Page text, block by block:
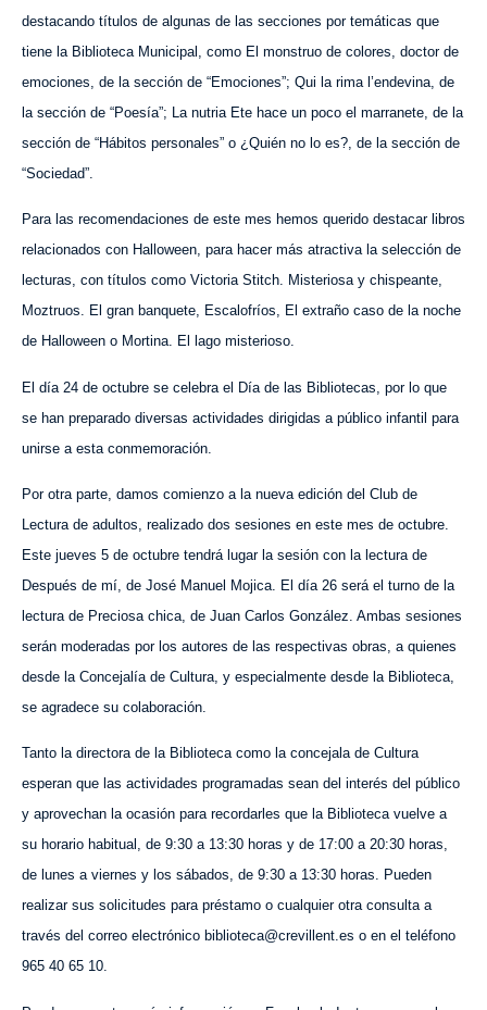
destacando títulos de algunas de las secciones por temáticas que
tiene la Biblioteca Municipal, como El monstruo de colores, doctor de
emociones, de la sección de “Emociones”; Qui la rima l’endevina, de
la sección de “Poesía”; La nutria Ete hace un poco el marranete, de la
sección de “Hábitos personales” o ¿Quién no lo es?, de la sección de
“Sociedad”.
Para las recomendaciones de este mes hemos querido destacar libros
relacionados con Halloween, para hacer más atractiva la selección de
lecturas, con títulos como Victoria Stitch. Misteriosa y chispeante,
Moztruos. El gran banquete, Escalofríos, El extraño caso de la noche
de Halloween o Mortina. El lago misterioso.
El día 24 de octubre se celebra el Día de las Bibliotecas, por lo que
se han preparado diversas actividades dirigidas a público infantil para
unirse a esta conmemoración.
Por otra parte, damos comienzo a la nueva edición del Club de
Lectura de adultos, realizado dos sesiones en este mes de octubre.
Este jueves 5 de octubre tendrá lugar la sesión con la lectura de
Después de mí, de José Manuel Mojica. El día 26 será el turno de la
lectura de Preciosa chica, de Juan Carlos González. Ambas sesiones
serán moderadas por los autores de las respectivas obras, a quienes
desde la Concejalía de Cultura, y especialmente desde la Biblioteca,
se agradece su colaboración.
Tanto la directora de la Biblioteca como la concejala de Cultura
esperan que las actividades programadas sean del interés del público
y aprovechan la ocasión para recordarles que la Biblioteca vuelve a
su horario habitual, de 9:30 a 13:30 horas y de 17:00 a 20:30 horas,
de lunes a viernes y los sábados, de 9:30 a 13:30 horas. Pueden
realizar sus solicitudes para préstamo o cualquier otra consulta a
través del correo electrónico biblioteca@crevillent.es o en el teléfono
965 40 65 10.